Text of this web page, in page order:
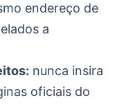
endereço de
a
nunca insira
oficiais do